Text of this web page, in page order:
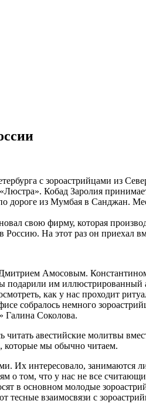
с зороастрийцами из
Кобад Заролия
дороге из Мумбая в Санджан.
свою фирму, которая
На этот раз он приехал
Амосовым.
подарили им иллюстрированный
как у нас проходит
собралось немного
Галина Соколова.
читать авестийские молитвы
которые мы обычно читаем.
Их интересовало,
о том, что у нас не все
в основном молодые
тесные взаимосвязи с